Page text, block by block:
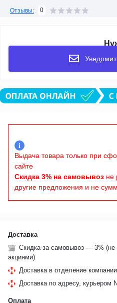
Отзывы: 0
i
Выдача товара только при
сайте
Скидка 3% на самовывоз не
другие предложения и не
Доставка
Скидка за самовывоз — 3% (не
акциями)
Доставка в отделение
Доставка по адресу, курьером
Оплата